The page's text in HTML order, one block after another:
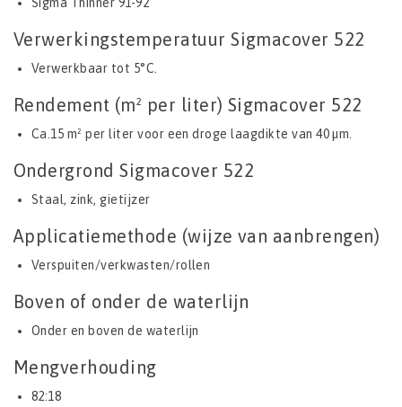
Verwerkingstemperatuur Sigmacover 522
Verwerkbaar tot 5°C.
Rendement (m² per liter) Sigmacover 522
Ca.15 m² per liter voor een droge laagdikte van 40 µm.
Ondergrond Sigmacover 522
Staal, zink, gietijzer
Applicatiemethode (wijze van aanbrengen)
Verspuiten/verkwasten/rollen
Boven of onder de waterlijn
Onder en boven de waterlijn
Mengverhouding
82:18